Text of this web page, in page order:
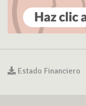
Estado Financiero